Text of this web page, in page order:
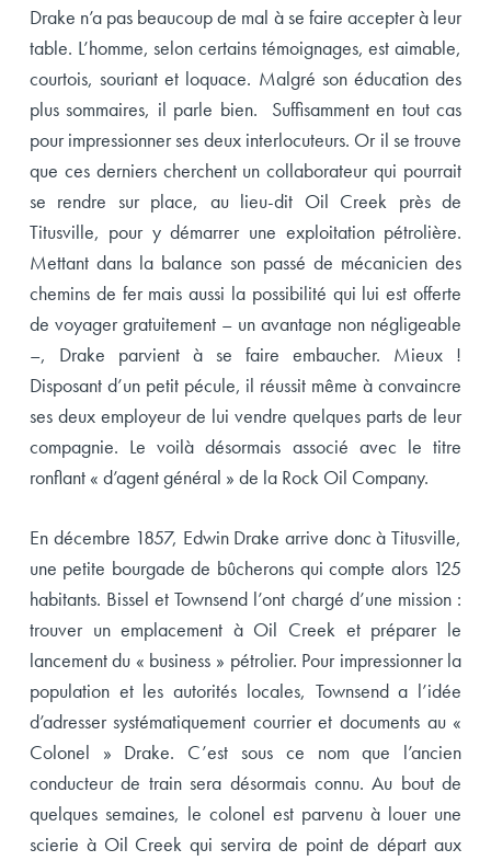
Drake n’a pas beaucoup de mal à se faire accepter à leur
table. L’homme, selon certains témoignages, est aimable,
courtois, souriant et loquace. Malgré son éducation des
plus sommaires, il parle bien. Suffisamment en tout cas
pour impressionner ses deux interlocuteurs. Or il se trouve
que ces derniers cherchent un collaborateur qui pourrait
se rendre sur place, au lieu-dit Oil Creek près de
Titusville, pour y démarrer une exploitation pétrolière.
Mettant dans la balance son passé de mécanicien des
chemins de fer mais aussi la possibilité qui lui est offerte
de voyager gratuitement – un avantage non négligeable
–, Drake parvient à se faire embaucher. Mieux !
Disposant d’un petit pécule, il réussit même à convaincre
ses deux employeur de lui vendre quelques parts de leur
compagnie. Le voilà désormais associé avec le titre
ronflant « d’agent général » de la Rock Oil Company.
En décembre 1857, Edwin Drake arrive donc à Titusville,
une petite bourgade de bûcherons qui compte alors 125
habitants. Bissel et Townsend l’ont chargé d’une mission :
trouver un emplacement à Oil Creek et préparer le
lancement du « business » pétrolier. Pour impressionner la
population et les autorités locales, Townsend a l’idée
d’adresser systématiquement courrier et documents au «
Colonel » Drake. C’est sous ce nom que l’ancien
conducteur de train sera désormais connu. Au bout de
quelques semaines, le colonel est parvenu à louer une
scierie à Oil Creek qui servira de point de départ aux